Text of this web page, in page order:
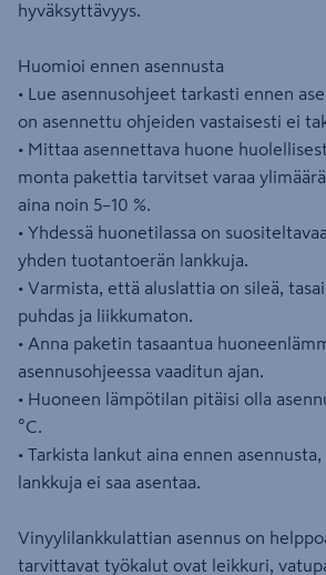
hyväksyttävyys.
Huomioi ennen asennusta
• Lue asennusohjeet tarkasti ennen
on asennettu ohjeiden vastaisesti ei
• Mittaa asennettava huone
monta pakettia tarvitset varaa
aina noin 5–10 %.
• Yhdessä huonetilassa on
yhden tuotantoerän lankkuja.
• Varmista, että aluslattia on sileä,
puhdas ja liikkumaton.
• Anna paketin tasaantua
asennusohjeessa vaaditun ajan.
• Huoneen lämpötilan pitäisi olla
°C.
• Tarkista lankut aina ennen
lankkuja ei saa asentaa.
Vinyylilankkulattian asennus on
tarvittavat työkalut ovat leikkuri,